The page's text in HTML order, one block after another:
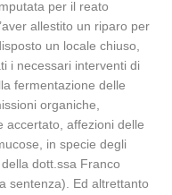
per il reato
allestito un riparo per
un locale chiuso,
i necessari interventi di
fermentazione delle
organiche,
accertato, affezioni delle
in specie degli
dott.ssa Franco
sentenza). Ed altrettanto